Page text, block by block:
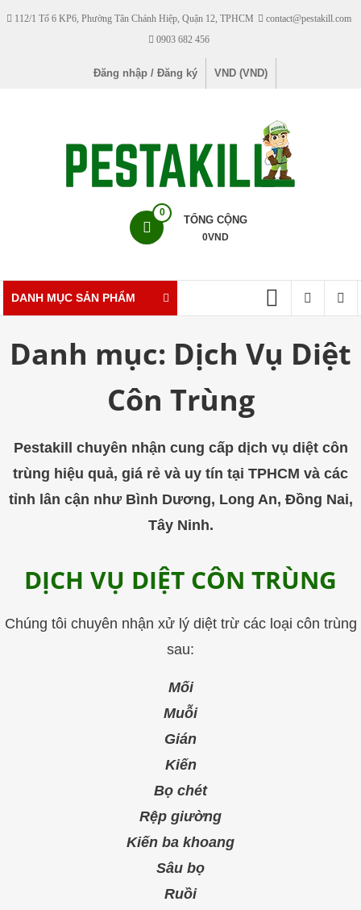
Skip112/1 Tổ 6 KP6, Phường Tân Chánh Hiệp, Quận 12, TPHCM
contact@pestakill.com
0903 682 456
Đăng nhập / Đăng ký VND (VND)
côn
0
TỔNG CỘNG
0VND
DANH MỤC SẢN PHẨM
Danh mục: Dịch Vụ Diệt
Côn Trùng
Pestakill chuyên nhận cung cấp dịch vụ diệt côn
trùng hiệu quả, giá rẻ và uy tín tại TPHCM và các
tỉnh lân cận như Bình Dương, Long An, Đồng Nai,
Tây Ninh.
DỊCH VỤ DIỆT CÔN TRÙNG
Chúng tôi chuyên nhận xử lý diệt trừ các loại côn trùng
sau:
Mối
Muỗi
Gián
Kiến
Bọ chét
Rệp giường
Kiến ba khoang
Sâu bọ
Ruồi